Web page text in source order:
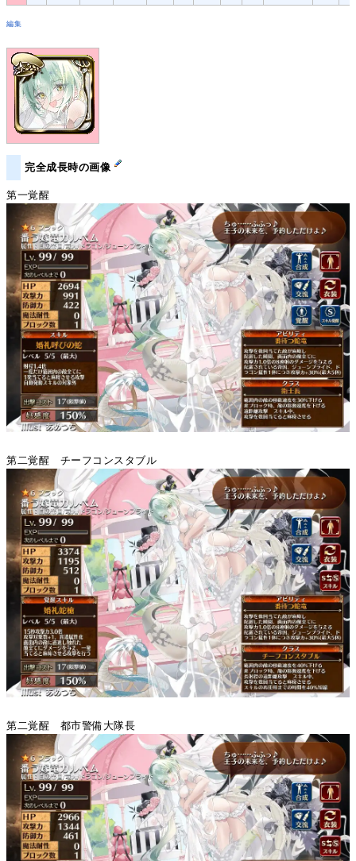
編集
完全成長時の画像
第一覚醒
第二覚醒 チーフコンスタブル
第二覚醒 都市警備大隊長